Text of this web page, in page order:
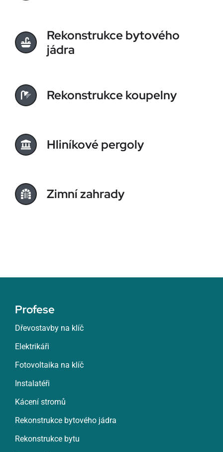
Rekonstrukce bytového
jádra
Rekonstrukce koupelny
Hliníkové pergoly
Zimní zahrady
Profese
Dřevostavby na klíč
Elektrikáři
Fotovoltaika na klíč
Instalatéři
Kácení stromů
Rekonstrukce bytového jádra
Rekonstrukce bytu